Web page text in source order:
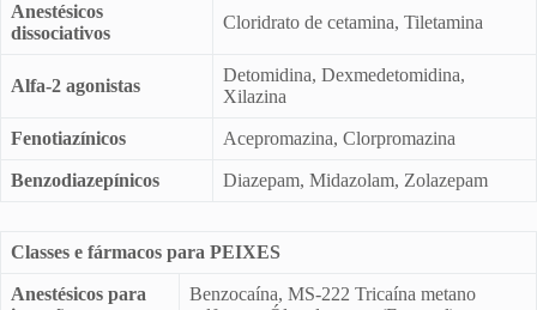
Anestésicos
dissociativos
Cloridrato de cetamina, Tiletamina
Alfa-2 agonistas
Detomidina, Dexmedetomidina,
Xilazina
Fenotiazínicos Acepromazina, Clorpromazina
Benzodiazepínicos Diazepam, Midazolam, Zolazepam
Classes e fármacos para PEIXES
Anestésicos para
Benzocaína, MS-222 Tricaína metano